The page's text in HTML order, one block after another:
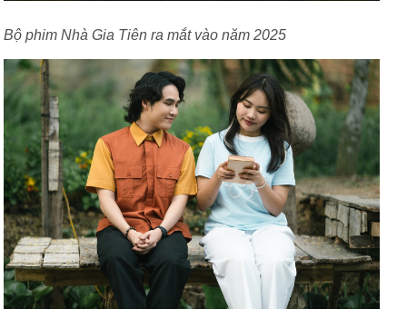
Bộ phim Nhà Gia Tiên ra mắt vào năm 2025